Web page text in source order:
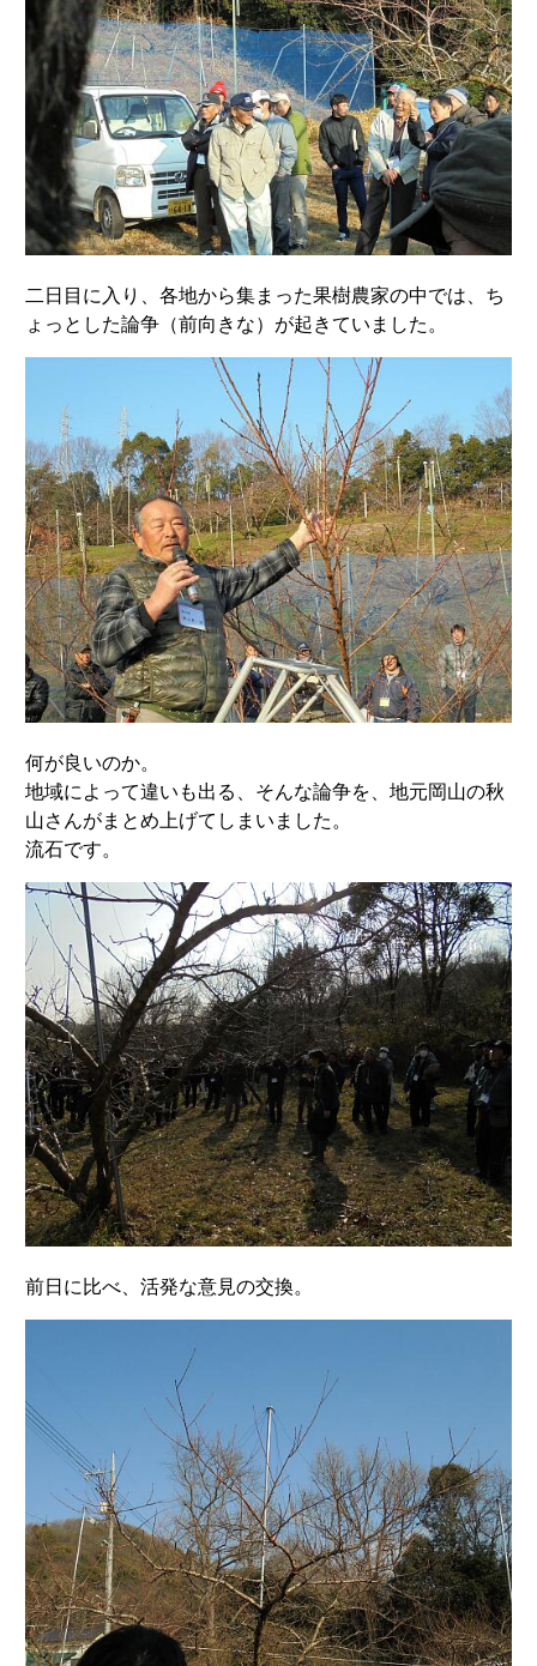
二日目に入り、各地から集まった果樹農家の中では、ち
ょっとした論争（前向きな）が起きていました。
何が良いのか。
地域によって違いも出る、そんな論争を、地元岡山の秋
山さんがまとめ上げてしまいました。
流石です。
前日に比べ、活発な意見の交換。